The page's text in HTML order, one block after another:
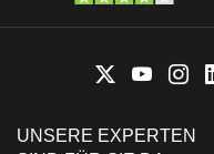
UNSERE EXPERTEN